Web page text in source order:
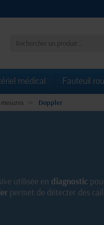
médical Fauteuil
Doppler
utilisée en diagnostic
permet de détecter des